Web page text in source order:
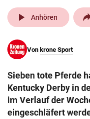
pin_drop
Wien
search
eingeben
play_arrow Anhören
Von krone Sport
Sieben tote Pferde
Kentucky Derby in
im Verlauf der
eingeschläfert